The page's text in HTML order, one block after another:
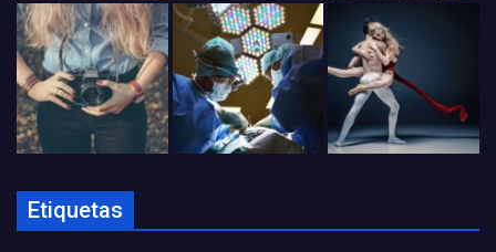
Etiquetas